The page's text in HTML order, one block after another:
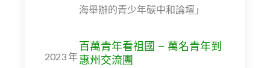
海舉辦的青少年碳中和論壇」
2023 年
百萬青年看祖國 – 萬名青年到
惠州交流團